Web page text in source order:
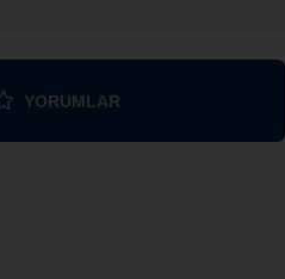
YORUMLAR